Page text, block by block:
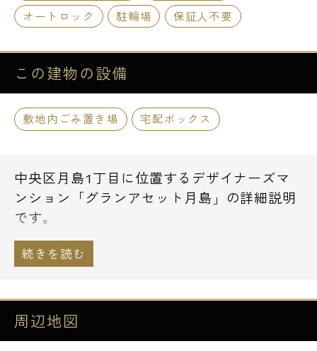
オートロック 駐輪場 保証人不要
この建物の設備
敷地内ごみ置き場 宅配ボックス
中央区月島1丁目に位置するデザイナーズマ
ンション「グランアセット月島」の詳細説明
です。
地上4階建て2008年に完成のデザイナーズマ
タイル張りのお洒落な外観にエントランスは
高級感溢れる仕様です。
周辺地図